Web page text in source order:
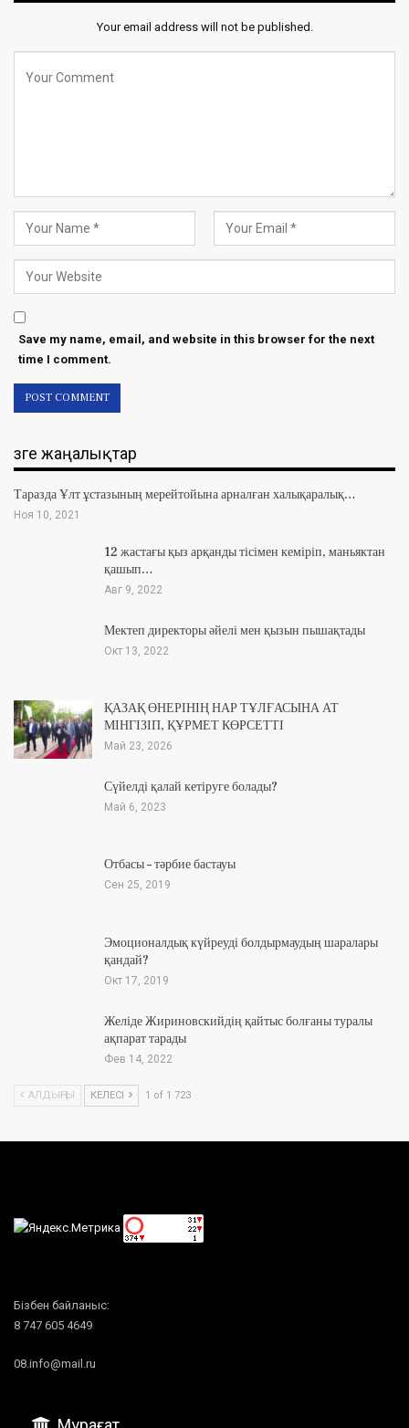
Your email address will not be published.
Save my name, email, and website in this browser for the next
time I comment.
Өзге жаңалықтар
Таразда Ұлт ұстазының мерейтойына арналған халықаралық…
Ноя 10, 2021
12 жастағы қыз арқанды тісімен кеміріп, маньяктан
қашып…
Авг 9, 2022
Мектеп директоры әйелі мен қызын пышақтады
Окт 13, 2022
ҚАЗАҚ ӨНЕРІНІҢ НАР ТҰЛҒАСЫНА АТ
МІНГІЗІП, ҚҰРМЕТ КӨРСЕТТІ
Май 23, 2026
Сүйелді қалай кетіруге болады?
Май 6, 2023
Отбасы – тәрбие бастауы
Сен 25, 2019
Эмоционалдық күйреуді болдырмаудың шаралары
қандай?
Окт 17, 2019
Желіде Жириновскийдің қайтыс болғаны туралы
ақпарат тарады
Фев 14, 2022
АЛДЫҢҒЫ КЕЛЕСІ 1 of 1 723
Бізбен байланыс:
8 747 605 4649
08.info@mail.ru